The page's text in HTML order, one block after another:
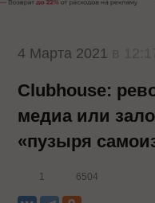
4 Марта 2021
Clubhouse:
медиа или
«пузыря
1 6504